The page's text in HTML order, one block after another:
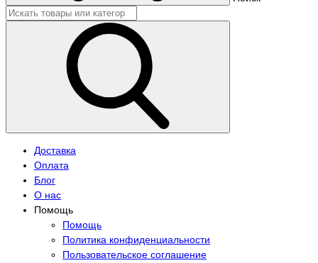
Доставка
Оплата
Блог
О нас
Помощь
Помощь
Политика конфиденциальности
Пользовательское соглашение